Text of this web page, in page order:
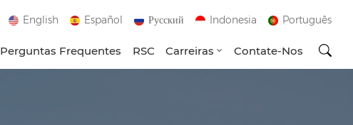
English Español Русский Indonesia Português
Perguntas Frequentes RSC Carreiras Contate-Nos